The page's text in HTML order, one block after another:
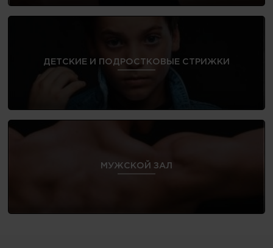
ДЕТСКИЕ И ПОДРОСТКОВЫЕ СТРИЖКИ
МУЖСКОЙ ЗАЛ